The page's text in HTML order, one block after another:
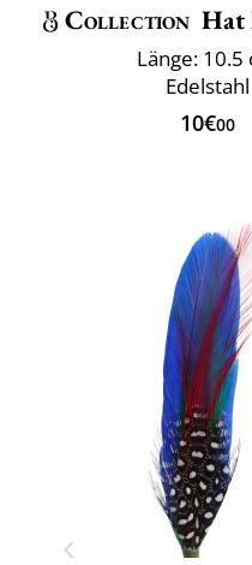
Collection Hat
Länge: 10.5
Edelstahl
10€00